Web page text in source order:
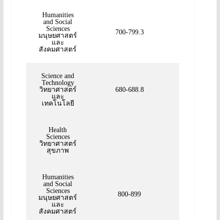
Humanities
and Social
Sciences
มนุษยศาสตร์
และ
สังคมศาสตร์
700-799.3
Science and
Technology
วิทยาศาสตร์
และ
เทคโนโลยี
680-688.8
Health
Sciences
วิทยาศาสตร์
สุขภาพ
Humanities
and Social
Sciences
มนุษยศาสตร์
และ
สังคมศาสตร์
800-899